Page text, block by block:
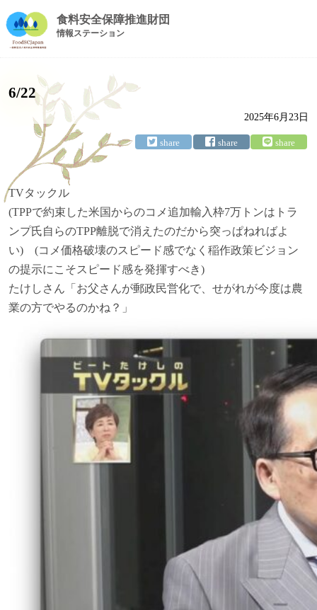
食料安全保障推進財団
情報ステーション
6/22
2025年6月23日
TVタックル
(TPPで約束した米国からのコメ追加輸入枠7万トンはトラ
ンプ氏自らのTPP離脱で消えたのだから突っぱねればよ
い) (コメ価格破壊のスピード感でなく稲作政策ビジョン
の提示にこそスピード感を発揮すべき)
たけしさん「お父さんが郵政民営化で、せがれが今度は農
業の方でやるのかね？」